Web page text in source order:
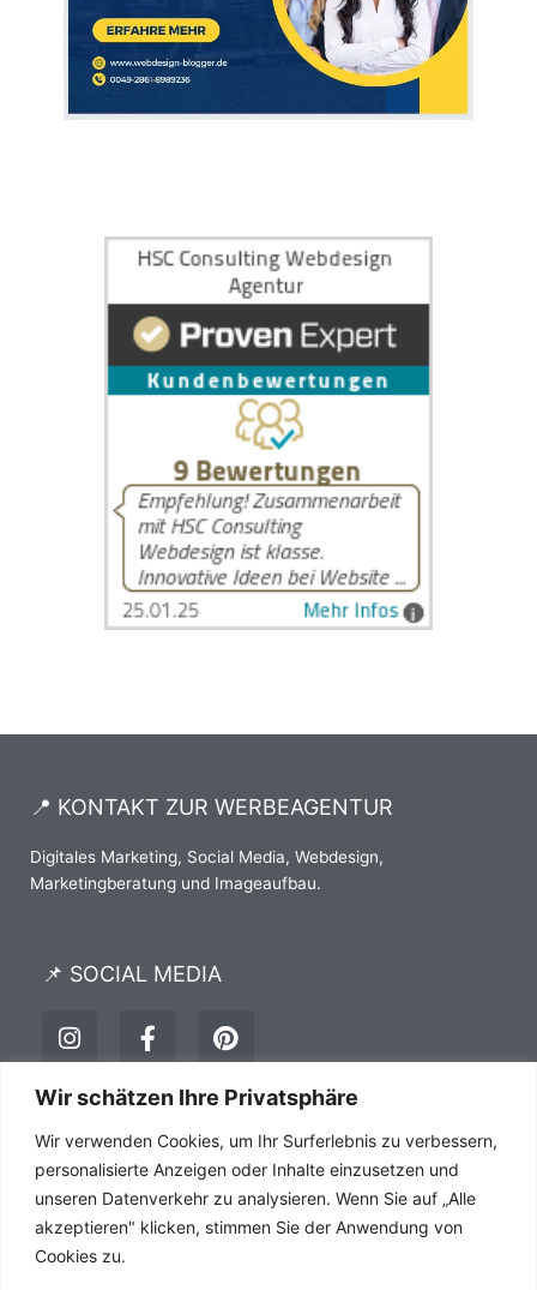
Wir schätzen Ihre Privatsphäre
Wir verwenden Cookies, um Ihr Surferlebnis zu verbessern,
personalisierte Anzeigen oder Inhalte einzusetzen und
unseren Datenverkehr zu analysieren. Wenn Sie auf „Alle
akzeptieren" klicken, stimmen Sie der Anwendung von
Cookies zu.
📍 KONTAKT ZUR WERBEAGENTUR
Digitales Marketing, Social Media, Webdesign,
Marketingberatung und Imageaufbau.
📌 SOCIAL MEDIA
I
n
t
g
r
a
m
F
a
e
o
o
k
-
P
i
t
r
e
s
t